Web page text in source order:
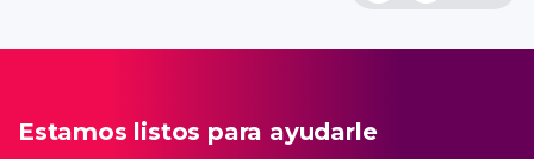
Estamos listos para ayudarle